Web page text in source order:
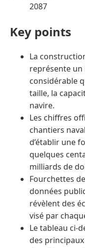
2087
Key points
La
représente
considérable
taille, la
navire.
Les chiffres
chantiers
d’établir une
quelques
milliards de
Fourchettes
données
révèlent des
visé par
Le tableau ci-
des